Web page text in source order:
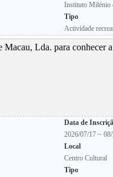
Instituto Milénio
Tipo
Actividade
Lda. para conhecer
Data de
2026/07/17 ~
Local
Centro Cultural
Tipo